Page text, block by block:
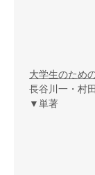
大学生のため
長谷川一・村
▼単著